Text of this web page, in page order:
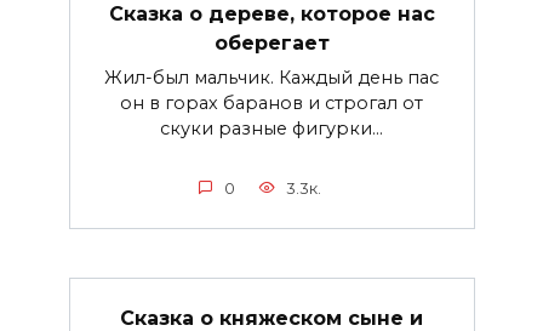
Сказка о дереве, которое нас
оберегает
Жил-был мальчик. Каждый день пас
он в горах баранов и строгал от
скуки разные фигурки...
0 3.3к.
Сказка о княжеском сыне и